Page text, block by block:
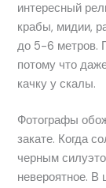
интересный
крабы, мидии,
до 5-6 метров.
потому что
качку у скалы.
Фотографы
закате. Когда
черным
невероятное. В